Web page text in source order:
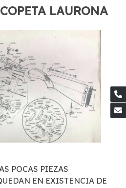
LAURONA
POCAS PIEZAS
EN EXISTENCIA DE